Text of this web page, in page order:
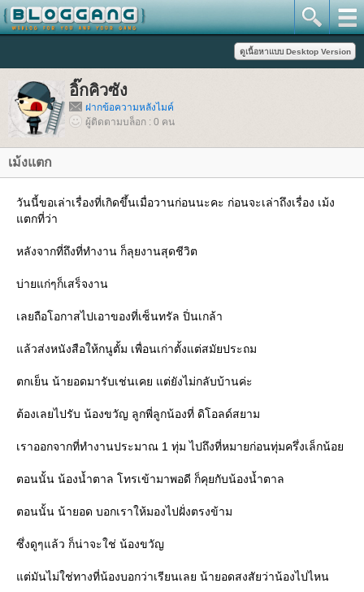
อิ๊กคิวซัง
ฝากข้อความหลังไมค์
ผู้ติดตามบล็อก : 0 คน
เม้งแตก
วันนี้ขอเล่าเรื่องที่เกิดขึ้นเมื่อวานก่อนนะคะ ก่อนจะเล่าถึงเรื่อง เม้ง
ตกที่ว่า
หลังจากที่ถึงที่ทำงาน ก็ลุยงานสุดชีวิต
บ่ายแก่ๆก็เสร็จงาน
เลยถือโอกาสไปเอาของที่เซ็นทรัล ปิ่นเกล้า
ล้วส่งหนังสือให้กนูตั้ม เพื่อนเก่าตั้งแต่สมัยประถม
ตกเย็น น้ายอดมารับเช่นเคย แต่ยังไม่กลับบ้านค่ะ
ต้องเลยไปรับ น้องขวัญ ลูกพี่ลูกน้องที่ ดิโอลด์สยาม
เราออกจากที่ทำงานประมาณ 1 ทุ่ม ไปถึงที่หมายก่อนทุ่มครึ่งเล็กน้อ
ตอนนั้น น้องน้ำตาล โทรเข้ามาพอดี ก็คุยกับน้องน้ำตาล
ตอนนั้น น้ายอด บอกเราให้มองไปฝั่งตรงข้าม
ซึ่งดูๆแล้ว ก็น่าจะใช่ น้องขวัญ
ต่มันไม่ใช่ทางที่น้องบอกว่าเรียนเลย น้ายอดสงสัยว่าน้องไปไหน